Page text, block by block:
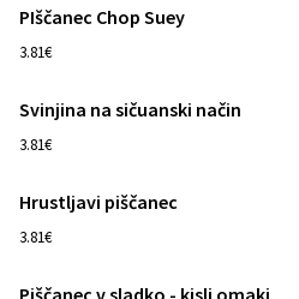
PIščanec Chop Suey
3.81€
Svinjina na sičuanski način
3.81€
Hrustljavi piščanec
3.81€